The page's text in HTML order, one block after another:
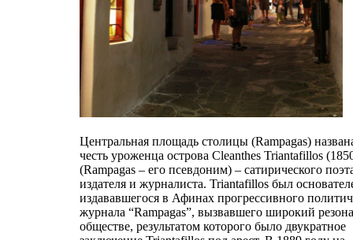
Центральная площадь столицы (Rampagas)
честь уроженца острова Cleanthes Triantafillos
(Rampagas – его псевдоним) – сатирического
издателя и журналиста. Triantafillos был
издававшегося в Афинах прогрессивного
журнала “Rampagas”, вызвавшего широкий
обществе, результатом которого было двукратное